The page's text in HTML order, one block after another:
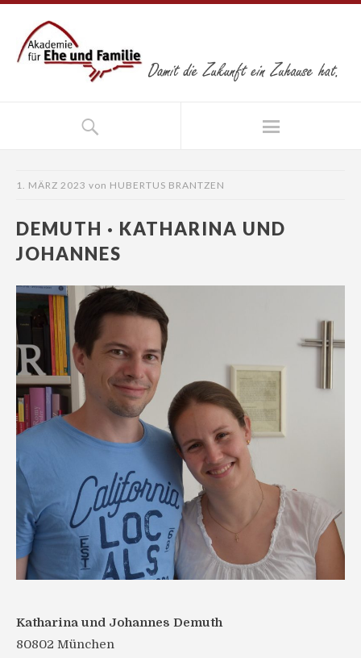
1. MÄRZ 2023 von HUBERTUS BRANTZEN
DEMUTH · KATHARINA UND
JOHANNES
Katharina und Johannes Demuth
80802 München